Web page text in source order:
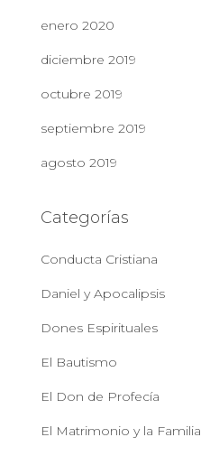
enero 2020
diciembre 2019
octubre 2019
septiembre 2019
agosto 2019
Categorías
Conducta Cristiana
Daniel y Apocalipsis
Dones Espirituales
El Bautismo
El Don de Profecía
El Matrimonio y la Familia